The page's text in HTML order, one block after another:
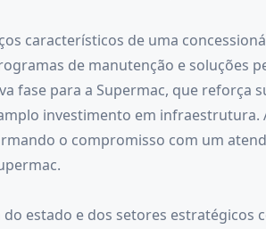
característicos de uma
de manutenção e soluções
fase para a Supermac, que
investimento em
o compromisso com um
estado e dos setores